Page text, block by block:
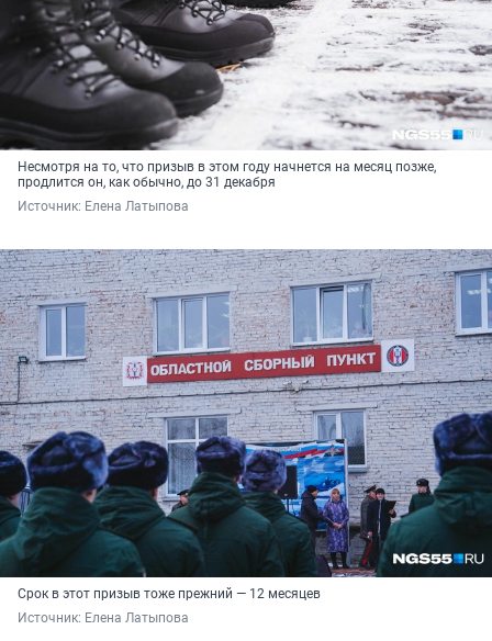
Несмотря на то, что призыв в этом году начнется на месяц позже,
продлится он, как обычно, до 31 декабря
Источник: Елена Латыпова
Срок в этот призыв тоже прежний — 12 месяцев
Источник: Елена Латыпова